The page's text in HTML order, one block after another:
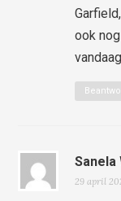
ook
vandaag
Sanela
29 april